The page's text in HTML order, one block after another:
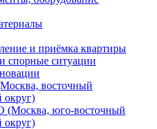
и приёмка квартиры
спорные ситуации
восточный
округ)
юго-восточный
округ)